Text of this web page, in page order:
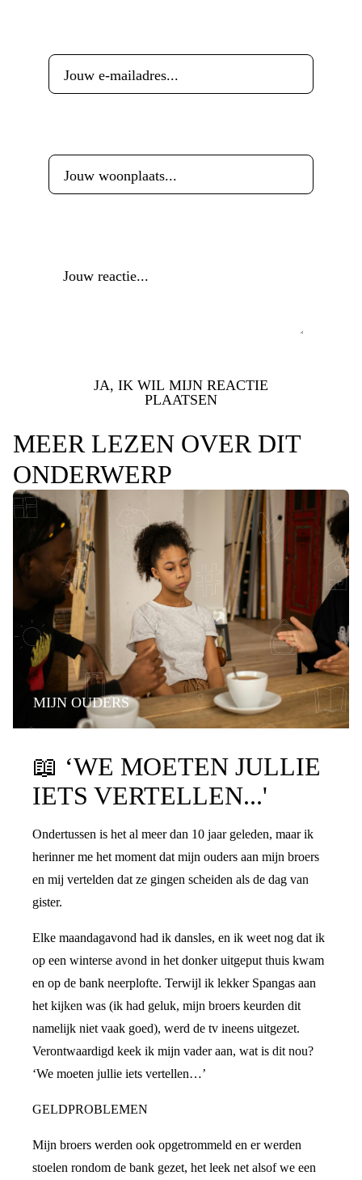
JA, IK WIL MIJN REACTIE
PLAATSEN
MEER LEZEN OVER DIT
ONDERWERP
MIJN OUDERS
📖 ‘WE MOETEN JULLIE
IETS VERTELLEN...'
Ondertussen is het al meer dan 10 jaar geleden, maar ik
herinner me het moment dat mijn ouders aan mijn broers
en mij vertelden dat ze gingen scheiden als de dag van
gister.
Elke maandagavond had ik dansles, en ik weet nog dat ik
op een winterse avond in het donker uitgeput thuis kwam
en op de bank neerplofte. Terwijl ik lekker Spangas aan
het kijken was (ik had geluk, mijn broers keurden dit
namelijk niet vaak goed), werd de tv ineens uitgezet.
Verontwaardigd keek ik mijn vader aan, wat is dit nou?
‘We moeten jullie iets vertellen…’
GELDPROBLEMEN
Mijn broers werden ook opgetrommeld en er werden
stoelen rondom de bank gezet, het leek net alsof we een